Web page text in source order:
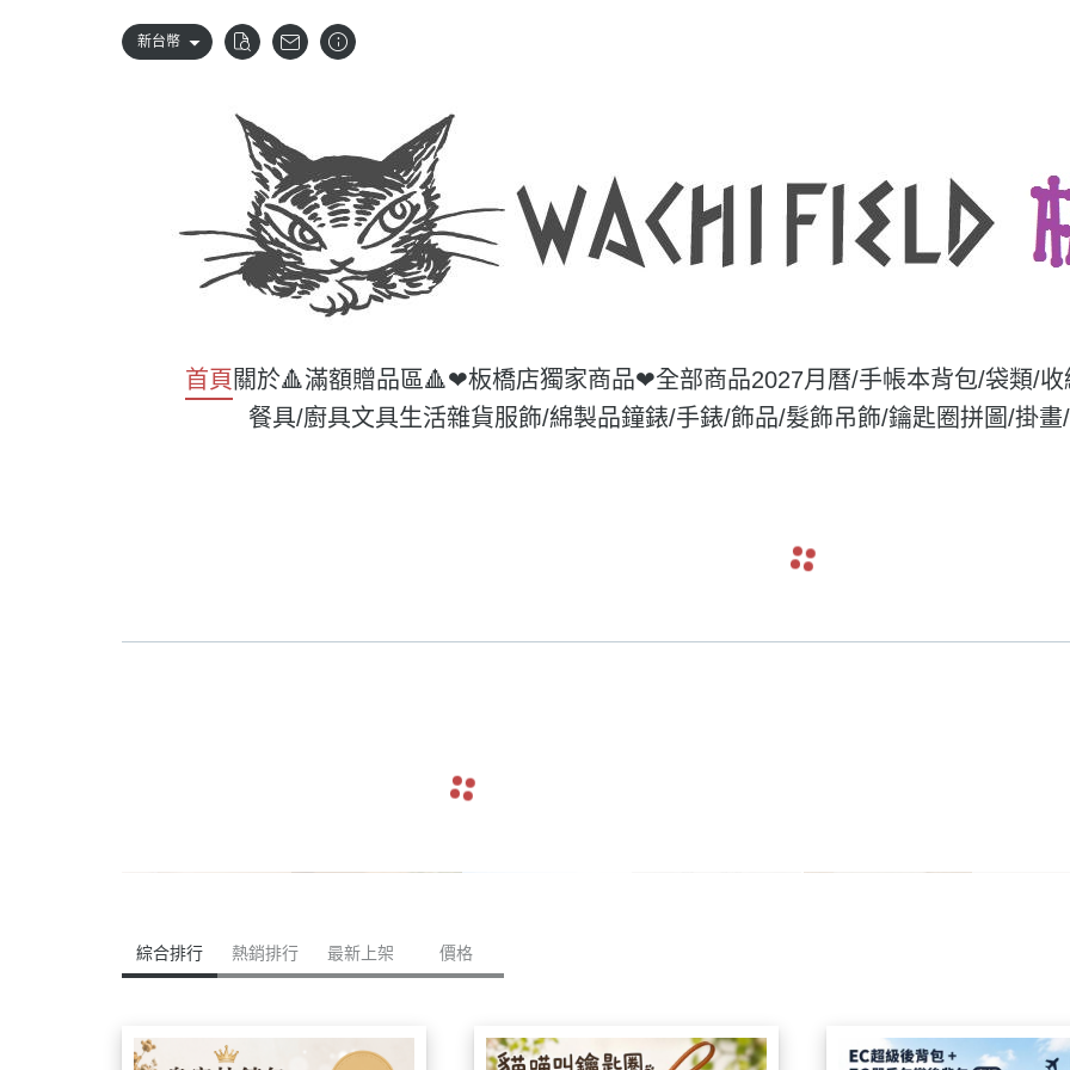
新台幣
首頁 關於🔺滿額贈品區🔺❤板橋店獨家商品❤全部商品2027月曆/手帳本背包/袋類/
餐具/廚具文具生活雜貨服飾/綿製品鐘錶/手錶/飾品/髮飾吊飾/鑰匙圈拼圖/掛畫
綜合排行 熱銷排行 最新上架 價格